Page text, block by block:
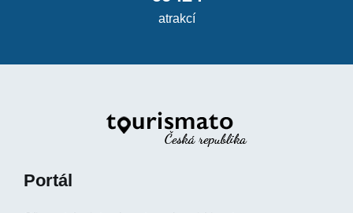
atrakcí
Portál